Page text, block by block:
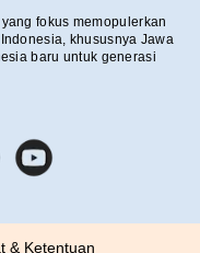
fokus memopulerkan
khususnya Jawa
baru untuk generasi
& Ketentuan